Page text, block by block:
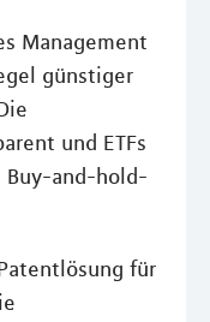
Management
günstiger
und ETFs
Buy-and-hold-
für